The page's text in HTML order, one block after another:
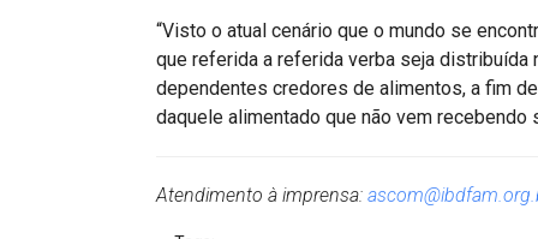
“Visto o atual cenário que o mundo se
que referida a referida verba seja
dependentes credores de alimentos, a fim
daquele alimentado que não vem recebendo
Atendimento à imprensa: